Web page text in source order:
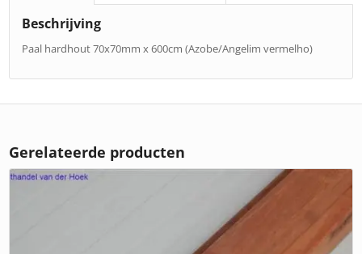
Beschrijving
Paal hardhout 70x70mm x 600cm (Azobe/Angelim vermelho)
Gerelateerde producten